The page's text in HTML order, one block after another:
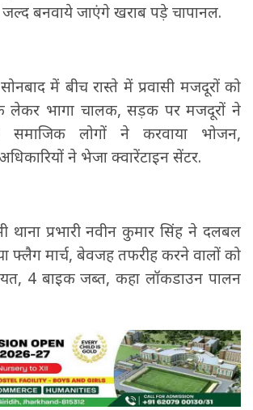
बनवाये जाएंगे खराब पड़े चापानल.
में बीच रास्ते में प्रवासी मजदूरों को
लेकर भागा चालक, सड़क पर मजदूरों ने
समाजिक लोगों ने करवाया भोजन,
ने भेजा क्वारेंटाइन सेंटर.
थाना प्रभारी नवीन कुमार सिंह ने दलबल
फ्लैग मार्च, बेवजह तफरीह करने वालों को
4 बाइक जब्त, कहा लॉकडाउन पालन